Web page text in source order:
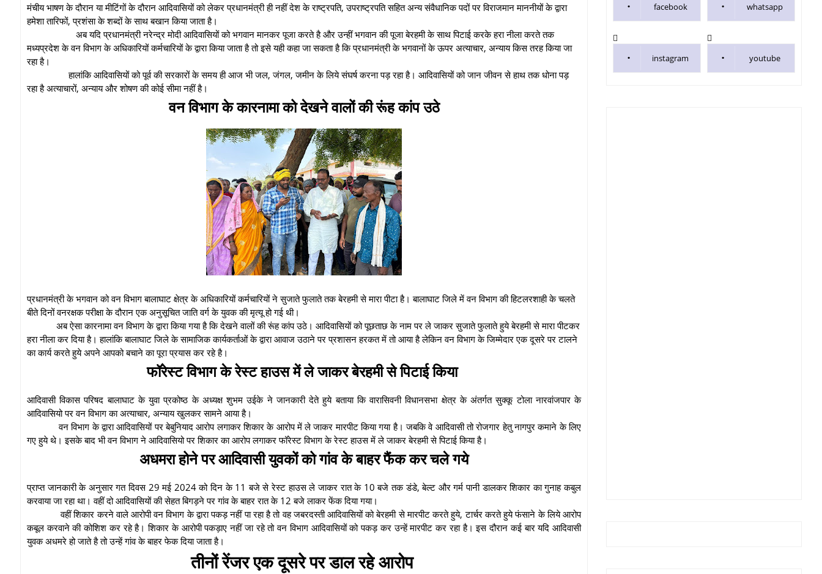
मंचीय भाषण के दौरान या मीटिंगों के दौरान आदिवासियों को लेकर प्रधानमंत्री ही नहीं देश के राष्ट्रपति, उपराष्ट्रपति सहित अन्य संवैधानिक पदों पर विराजमान माननीयों के द्वारा
हमेशा तारिफों, प्रशंसा के शब्दों के साथ बखान किया जाता है।
अब यदि प्रधानमंत्री नरेन्द्र मोदी आदिवासियों को भगवान मानकर पूजा करते है और उन्हीं भगवान की पूजा बेरहमी के साथ पिटाई करके हरा नीला करते तक
मध्यप्रदेश के वन विभाग के अधिकारियों कर्मचारियों के द्वारा किया जाता है तो इसे यही कहा जा सकता है कि प्रधानमंत्री के भगवानों के ऊपर अत्याचार, अन्याय किस तरह किया जा
रहा है।
हालांकि आदिवासियों को पूर्व की सरकारों के समय ही आज भी जल, जंगल, जमीन के लिये संघर्ष करना पड़ रहा है। आदिवासियों को जान जीवन से हाथ तक धोना पड़
रहा है अत्याचारों, अन्याय और शोषण की कोई सीमा नहीं है।
वन विभाग के कारनामा को देखने वालों की रूंह कांप उठे
प्रधानमंत्री के भगवान को वन विभाग बालाघाट क्षेत्र के अधिकारियों कर्मचारियों ने सुजाते फुलाते तक बेरहमी से मारा पीटा है। बालाघाट जिले में वन विभाग की हिटलरशाही के चलते
बीते दिनों वनरक्षक परीक्षा के दौरान एक अनुसूचित जाति वर्ग के युवक की मृत्यू हो गई थी।
अब ऐसा कारनामा वन विभाग के द्वारा किया गया है कि देखने वालों की रूंह कांप उठे। आदिवासियों को पूछताछ के नाम पर ले जाकर सुजाते फुलाते हुये बेरहमी से मारा पीटकर
हरा नीला कर दिया है। हालांकि बालाघाट जिले के सामाजिक कार्यकर्ताओं के द्वारा आवाज उठाने पर प्रशासन हरकत में तो आया है लेकिन वन विभाग के जिम्मेदार एक दूसरे पर टालने
का कार्य करते हुये अपने आपको बचाने का पूरा प्रयास कर रहे है।
फॉरेस्ट विभाग के रेस्ट हाउस में ले जाकर बेरहमी से पिटाई किया
आदिवासी विकास परिषद बालाघाट के युवा प्रकोष्ठ के अध्यक्ष शुभम उईके ने जानकारी देते हुये बताया कि वारासिवनी विधानसभा क्षेत्र के अंतर्गत सुक्कू टोला नारवांजपार के
आदिवासियो पर वन विभाग का अत्याचार, अन्याय खुलकर सामने आया है।
वन विभाग के द्वारा आदिवासियों पर बेबुनियाद आरोप लगाकर शिकार के आरोप में ले जाकर मारपीट किया गया है। जबकि वे आदिवासी तो रोजगार हेतु नागपुर कमाने के लिए
गए हुये थे। इसके बाद भी वन विभाग ने आदिवासियो पर शिकार का आरोप लगाकर फॉरेस्ट विभाग के रेस्ट हाउस में ले जाकर बेरहमी से पिटाई किया है।
अधमरा होने पर आदिवासी युवकों को गांव के बाहर फैंक कर चले गये
प्राप्त जानकारी के अनुसार गत दिवस 29 मई 2024 को दिन के 11 बजे से रेस्ट हाउस ले जाकर रात के 10 बजे तक डंडे, बेल्ट और गर्म पानी डालकर शिकार का गुनाह कबुल
करवाया जा रहा था। वहीं दो आदिवासियों की सेहत बिगड़ने पर गांव के बाहर रात के 12 बजे लाकर फेंक दिया गया।
वहीं शिकार करने वाले आरोपी वन विभाग के द्वारा पकड़ नहीं पा रहा है तो वह जबरदस्ती आदिवासियों को बेरहमी से मारपीट करते हुये, टार्चर करते हुये फंसाने के लिये आरोप
कबूल करवाने की कोशिश कर रहे है। शिकार के आरोपी पकड़ाए नहीं जा रहे तो वन विभाग आदिवासियों को पकड़ कर उन्हें मारपीट कर रहा है। इस दौरान कई बार यदि आदिवासी
युवक अधमरे हो जाते है तो उन्हें गांव के बाहर फेक दिया जाता है।
तीनों रेंजर एक दूसरे पर डाल रहे आरोप
facebook whatsapp
instagram youtube